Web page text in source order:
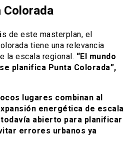
Colorada
de este masterplan, el
tiene una relevancia
la escala regional. “El mundo
planifica Punta Colorada”,
lugares combinan al
energética de escala
abierto para planificar
errores urbanos ya